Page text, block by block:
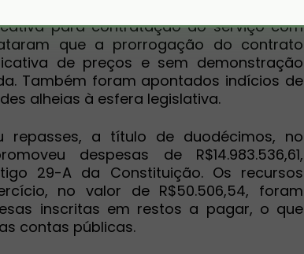
para contratação do serviço com
que a prorrogação do contrato
de preços e sem demonstração
Também foram apontados indícios de
alheias à esfera legislativa.
repasses, a título de duodécimos, no
despesas de R$14.983.536,61,
29-A da Constituição. Os recursos
no valor de R$50.506,54, foram
inscritas em restos a pagar, o que
contas públicas.